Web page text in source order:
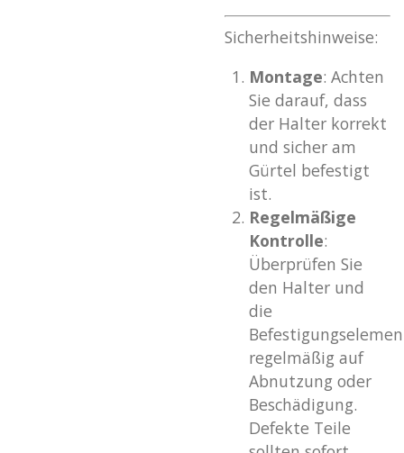
Sicherheitshinweise:
Montage: Achten
Sie darauf, dass
der Halter korrekt
und sicher am
Gürtel befestigt
ist.
Regelmäßige
Kontrolle:
Überprüfen Sie
den Halter und
die
regelmäßig auf
Abnutzung oder
Beschädigung.
Defekte Teile